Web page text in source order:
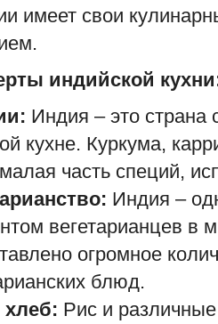
имеет свои
индийской
Индия – это страна
кухне. Куркума,
часть специй,
Индия –
вегетарианцев в
огромное
блюд.
Рис и